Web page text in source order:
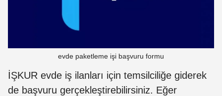
evde paketleme işi başvuru formu
İŞKUR evde iş ilanları için temsilciliğe giderek
de başvuru gerçekleştirebilirsiniz. Eğer